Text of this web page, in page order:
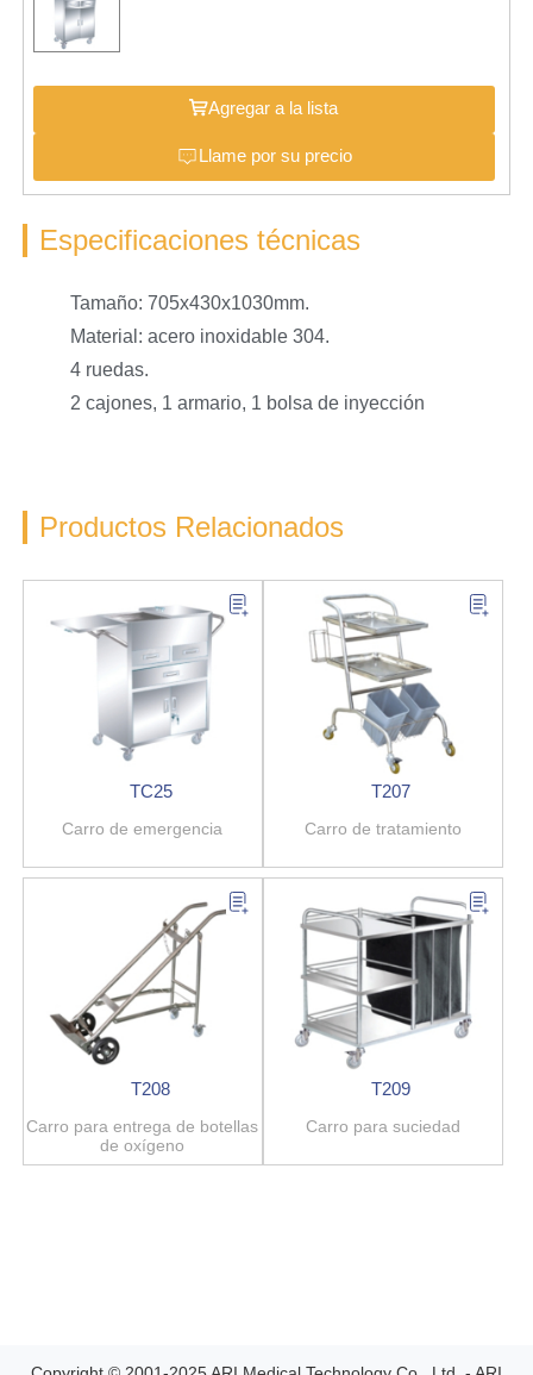
Agregar a la lista
Llame por su precio
Especificaciones técnicas
Tamaño: 705x430x1030mm.
Material: acero inoxidable 304.
4 ruedas.
2 cajones, 1 armario, 1 bolsa de inyección
Productos Relacionados
TC25
Carro de emergencia
T207
Carro de tratamiento
T208
Carro para entrega de botellas
de oxígeno
T209
Carro para suciedad